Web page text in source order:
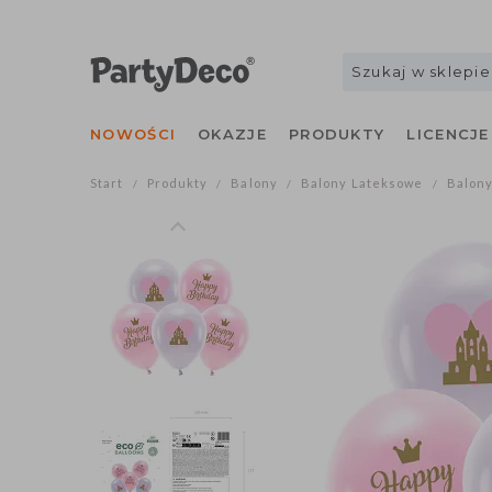
NOWOŚCI OKAZJE PRODUKTY LICENCJE
Start / Produkty / Balony / Balony Lateksowe /